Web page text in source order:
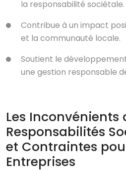
la responsabilité sociétale.
Contribue à un impact
et la communauté locale.
Soutient le
une gestion responsable
Les Inconvénients
Responsabilités
et Contraintes
Entreprises